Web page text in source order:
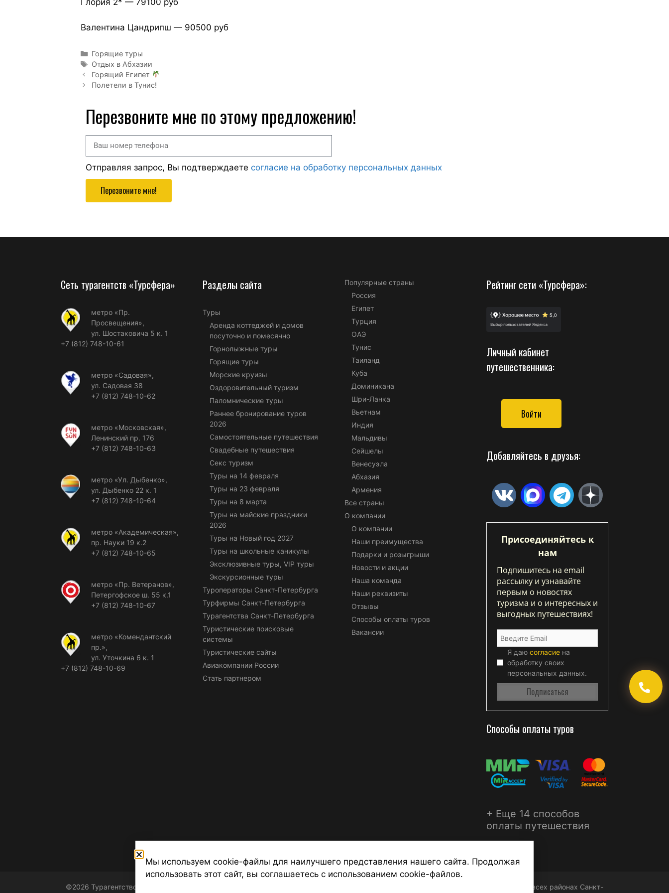
Глория 2* — 79100 руб
Валентина Цандрипш — 90500 руб
Горящие туры
Отдых в Абхазии
Горящий Египет
Полетели в Тунис!
Перезвоните мне по этому предложению!
Отправляя запрос, Вы подтверждаете согласие на обработку персональных данных
Перезвоните мне!
Сеть турагентств «Турсфера»
метро «Пр.
Просвещения»,
ул. Шостаковича 5 к. 1
+7 (812) 748-10-61
метро «Садовая»,
ул. Садовая 38
+7 (812) 748-10-62
метро «Московская»,
Ленинский пр. 176
+7 (812) 748-10-63
метро «Ул. Дыбенко»,
ул. Дыбенко 22 к. 1
+7 (812) 748-10-64
метро «Академическая»,
пр. Науки 19 к.2
+7 (812) 748-10-65
метро «Пр. Ветеранов»,
Петергофское ш. 55 к.1
+7 (812) 748-10-67
метро «Комендантский
пр.»,
ул. Уточкина 6 к. 1
+7 (812) 748-10-69
Разделы сайта
Туры
Аренда коттеджей и домов
посуточно и помесячно
Горнолыжные туры
Горящие туры
Морские круизы
Оздоровительный туризм
Паломнические туры
Раннее бронирование туров
2026
Самостоятельные путешествия
Свадебные путешествия
Секс туризм
Туры на 14 февраля
Туры на 23 февраля
Туры на 8 марта
Туры на майские праздники
2026
Туры на Новый год 2027
Туры на школьные каникулы
Эксклюзивные туры, VIP туры
Экскурсионные туры
Туроператоры Санкт-Петербурга
Турфирмы Санкт-Петербурга
Турагентства Санкт-Петербурга
Туристические поисковые
системы
Туристические сайты
Авиакомпании России
Стать партнером
Популярные страны
Россия
Египет
Турция
ОАЭ
Тунис
Таиланд
Куба
Доминикана
Шри-Ланка
Вьетнам
Индия
Мальдивы
Сейшелы
Венесуэла
Абхазия
Армения
Все страны
О компании
О компании
Наши преимущества
Подарки и розыгрыши
Новости и акции
Наша команда
Наши реквизиты
Отзывы
Способы оплаты туров
Вакансии
Рейтинг сети «Турсфера»:
Личный кабинет
путешественника:
Войти
Добавляйтесь в друзья:
Присоединяйтесь к
нам
Подпишитесь на email
рассылку и узнавайте
первым о новостях
туризма и о интересных и
выгодных путешествиях!
Я даю согласие на
обработку своих
персональных данных.
Способы оплаты туров
+ Еще 14 способов
оплаты путешествия
©2026 Турагентство Турсфера - Поиск туров от надежных туроператоров, официальный сайт турфирмы ТУРСФЕРА - турагентства во всех районах Санкт-
Мы используем cookie-файлы для наилучшего представления нашего сайта. Продолжая
использовать этот сайт, вы соглашаетесь с использованием cookie-файлов.